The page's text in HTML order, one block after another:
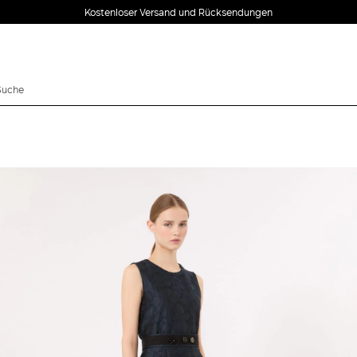
Kostenloser Versand und Rücksendungen